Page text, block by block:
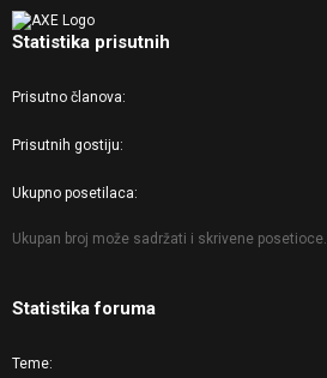
Statistika prisutnih
Prisutno članova
Prisutnih gostiju
Ukupno posetilaca
Ukupan broj može sadržati i skrivene posetioce.
Statistika foruma
Teme